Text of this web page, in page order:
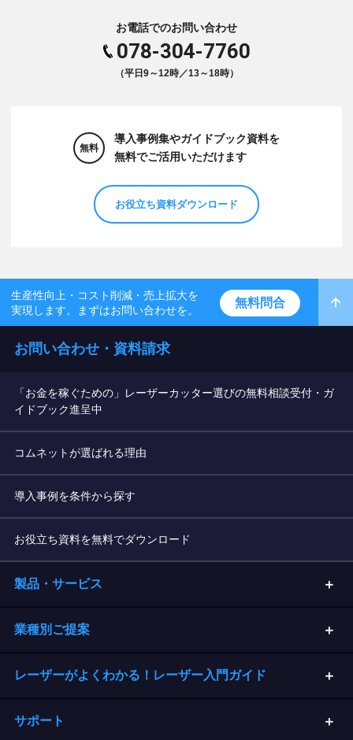
お電話でのお問い合わせ
078-304-7760
（平日9～12時／13～18時）
無料
導入事例集やガイドブック資料を
無料でご活用いただけます
お役立ち資料ダウンロード
生産性向上・コスト削減・売上拡大を
実現します。まずはお問い合わせを。
無料問合
お問い合わせ・資料請求
「お金を稼ぐための」レーザーカッター選びの無料相談受付・ガ
イドブック進呈中
コムネットが選ばれる理由
導入事例を条件から探す
お役立ち資料を無料でダウンロード
製品・サービス
業種別ご提案
レーザーがよくわかる！レーザー入門ガイド
サポート